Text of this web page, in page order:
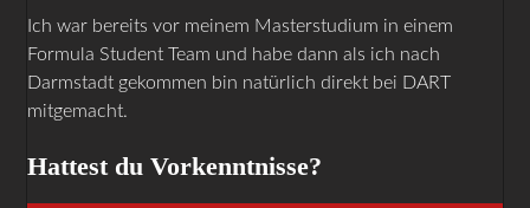
Ich war bereits vor meinem Masterstudium in einem
Formula Student Team und habe dann als ich nach
Darmstadt gekommen bin natürlich direkt bei DART
mitgemacht.
Hattest du Vorkenntnisse?